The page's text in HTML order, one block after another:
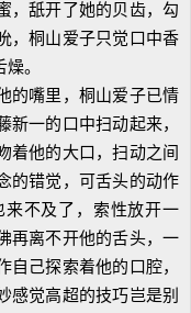
，舐开了她的贝齿，勾
，桐山爱子只觉口中香
。
嘴里，桐山爱子已情
一的口中扫动起来，
着他的大口，扫动之间
的错觉，可舌头的动作
不及了，索性放开一
再离不开他的舌头，一
己探索着他的口腔，
感觉高超的技巧岂是别